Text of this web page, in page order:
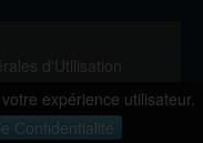
expérience utilisateur.
Confidentialité
d'Utilisation
Contact
Version 1.27